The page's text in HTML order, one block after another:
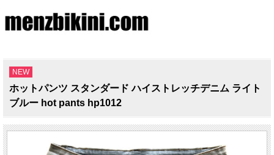
NEW
ホットパンツ スタンダード ハイストレッチデニム ライト
ブルー hot pants hp1012